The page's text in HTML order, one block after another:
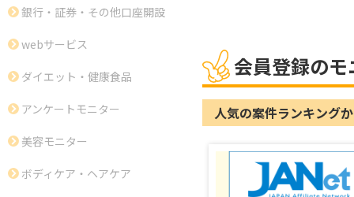
銀行・証券・その他口座開設
webサービス
ダイエット・健康食品
アンケートモニター
美容モニター
ボディケア・ヘアケア
会員登録の
人気の案件ランキング